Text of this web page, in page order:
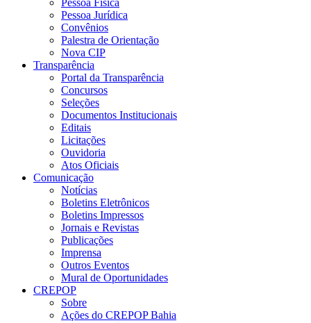
Pessoa Física
Pessoa Jurídica
Convênios
Palestra de Orientação
Nova CIP
Transparência
Portal da Transparência
Concursos
Seleções
Documentos Institucionais
Editais
Licitações
Ouvidoria
Atos Oficiais
Comunicação
Notícias
Boletins Eletrônicos
Boletins Impressos
Jornais e Revistas
Publicações
Imprensa
Outros Eventos
Mural de Oportunidades
CREPOP
Sobre
Ações do CREPOP Bahia